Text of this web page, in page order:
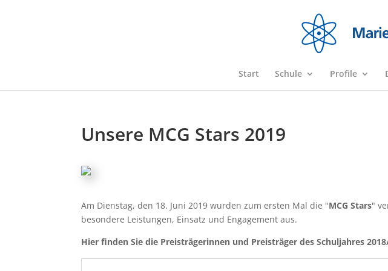
Start Schule Profile
Unsere MCG Stars 2019
Am Dienstag, den 18. Juni 2019 wurden zum ersten Mal die "MCG Stars"
besondere Leistungen, Einsatz und Engagement aus.
Hier finden Sie die Preisträgerinnen und Preisträger des Schuljahres